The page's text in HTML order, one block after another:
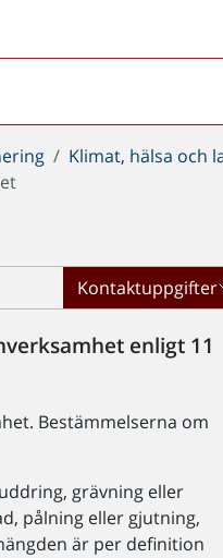
Klimat, hälsa och
Kontaktuppgifter
enligt 11
Bestämmelserna om
grävning eller
pålning eller gjutning,
är per definition